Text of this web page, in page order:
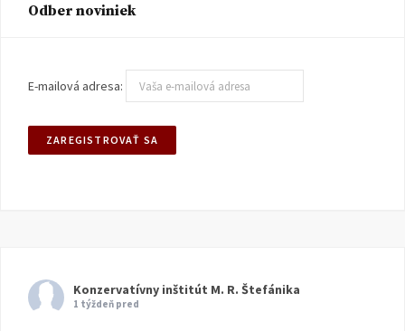
Odber noviniek
E-mailová adresa:
Konzervatívny inštitút M. R. Štefánika
1 týždeň pred